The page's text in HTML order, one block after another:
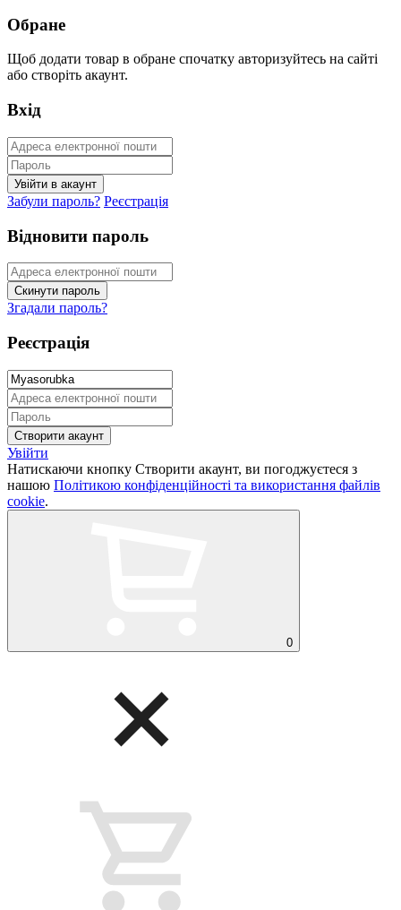
Обране
Щоб додати товар в обране спочатку авторизуйтесь на сайті
або створіть акаунт.
Вхід
Забули пароль? Реєстрація
Відновити пароль
Згадали пароль?
Реєстрація
Увійти
Натискаючи кнопку Створити акаунт, ви погоджуєтеся з
нашою Політикою конфіденційності та використання файлів
cookie.
0